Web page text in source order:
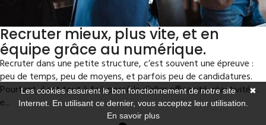
Recruter mieux, plus vite, et en
équipe grâce au numérique.
Recruter dans une petite structure, c’est souvent une épreuve :
peu de temps, peu de moyens, et parfois peu de candidatures.
Pourtant, il est tout à fait possible d’allier efficacité, réactivité…
e...
✖
Les cookies assurent le bon fonctionnement de notre site
Internet. En utilisant ce dernier, vous acceptez leur utilisation.
En savoir plus